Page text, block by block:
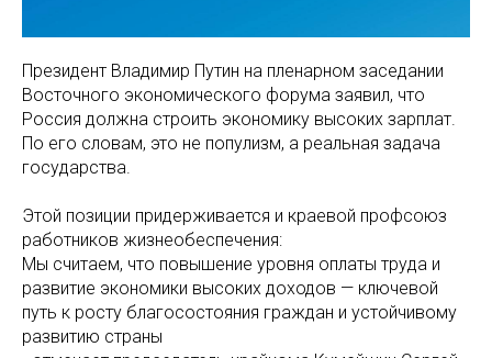
Президент Владимир Путин на пленарном заседании
Восточного экономического форума заявил, что
Россия должна строить экономику высоких зарплат.
По его словам, это не популизм, а реальная задача
государства.
Этой позиции придерживается и краевой профсоюз
работников жизнеобеспечения:
Мы считаем, что повышение уровня оплаты труда и
развитие экономики высоких доходов — ключевой
путь к росту благосостояния граждан и устойчивому
развитию страны